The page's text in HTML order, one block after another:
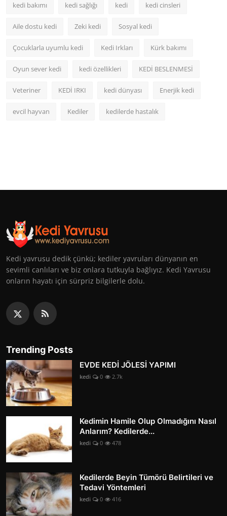
kedi bakımı kedi sağlığı kedi kedi cinsleri
Aile dostu kedi Zeki kedi Sosyal kedi
Çocuklarla uyumlu kedi Kedi Irkları Kürk bakımı
Oyun sever kedi kedi özellikleri KEDİ BESLENMESİ
Veteriner KEDİ IRKI kedi dünyası Enerjik kedi
evcil hayvan Kediler kedilerde hastalık
Kedi yavrusu dedik çünkü; kediler yavruları dünyanın en
sevimli canlıları ve biz onlara tutkuyla bağlıyız. Kedi Yavrusu
onların hayatı için sürpriz bilgilerle dolu.
Trending Posts
EVDE KEDİ JÖLESİ YAPIMI
kedi 0 2.7k
Kedimin Hamile Olup Olmadığını Nasıl
Anlarım? Kedilerde...
kedi 0 478
Kedilerde Beyin Tümörü Belirtileri ve
Tedavi Yöntemleri
kedi 0 416